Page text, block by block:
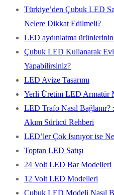
Türkiye’den Çubuk LED
Nelere Dikkat Edilmeli?
LED aydınlatma
Çubuk LED Kullanarak
Yapabilirsiniz?
LED Avize Tasarımı
Yerli Üretim LED Armatür
LED Trafo Nasıl
Akım Sürücü Rehberi
LED’ler Çok Isınıyor ise
Toptan LED Satışı
24 Volt LED Bar Modelleri
12 Volt LED Modelleri
Çubuk LED Modeli Nasıl